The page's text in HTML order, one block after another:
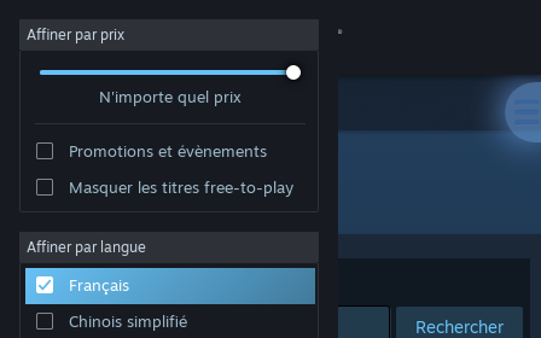
Se connecter
Magasin
À propos
Support
Affiner par prix
N'importe quel prix
Promotions et évènements
Masquer les titres free-to-play
Affiner par langue
Français
Chinois simplifié
Développement : Milanesa Studio
Trier par Pertinence
Rechercher